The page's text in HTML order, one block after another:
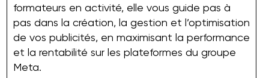
formateurs en activité, elle vous guide pas à
pas dans la création, la gestion et l’optimisation
de vos publicités, en maximisant la performance
et la rentabilité sur les plateformes du groupe
Meta.